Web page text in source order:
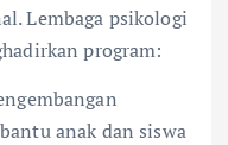
Lembaga psikologi
program:
anak dan siswa